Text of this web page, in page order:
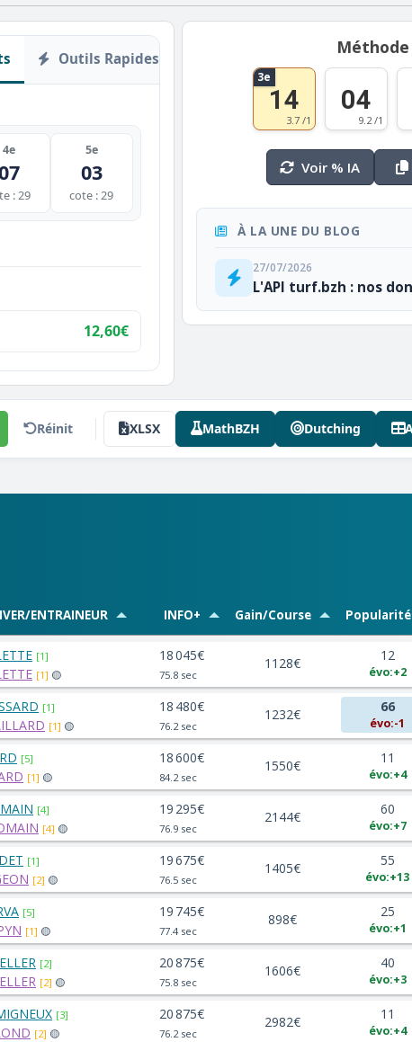
Outils Rapides
4e
: 29
5e
03
cote : 29
12,60€
3e
14
3.7 /1
04
9.2 /1
Voir % IA
À LA UNE DU BLOG
27/07/2026
L'API turf.bzh : nos
Réinit XLSX MathBZH Dutching
ENTRAINEUR INFO+ Gain/Course Popularité
[1]
[1] 🟡
18 045€
75.8 sec
1128€ 12
évo:+2
[1]
[1] 🟡
18 480€
76.2 sec
1232€ 66
évo:-1
[5]
[1] 🟡
18 600€
84.2 sec
1550€ 11
évo:+4
[4]
[4] 🟡
19 295€
76.9 sec
2144€ 60
évo:+7
[1]
[2] 🟡
19 675€
76.5 sec
1405€ 55
évo:+13
[5]
[1] 🟡
19 745€
77.4 sec
898€ 25
évo:+1
[2]
[2] 🟡
20 875€
75.8 sec
1606€ 40
évo:+3
[3]
[2] 🟡
20 875€
76.2 sec
2982€ 11
évo:+4